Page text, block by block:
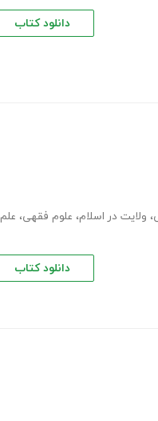
دانلود کتاب
، ولایت در اسلام، علوم فقهی، علم
دانلود کتاب